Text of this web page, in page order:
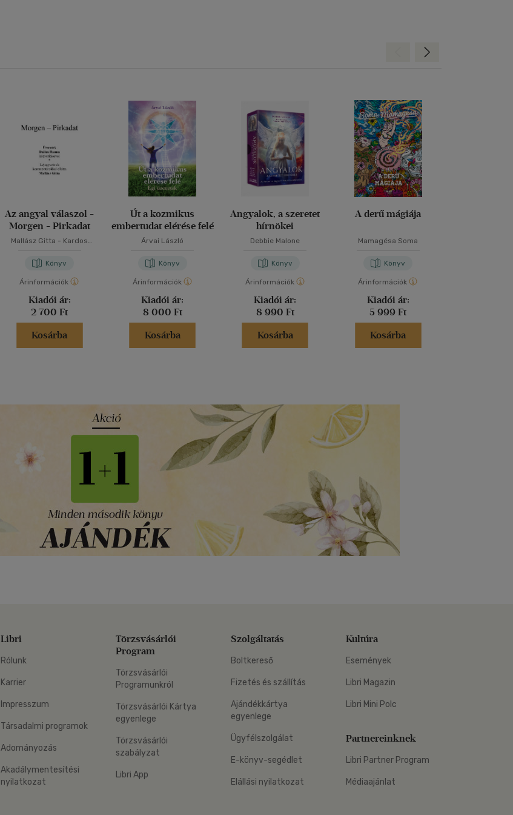
Az angyal válaszol -
Morgen - Pirkadat
Mallász Gitta - Kardos
Könyv
Árinformációk
Kiadói ár:
2 700 Ft
Kosárba
Út a kozmikus
embertudat elérése felé
Árvai László
Könyv
Árinformációk
Kiadói ár:
8 000 Ft
Kosárba
Angyalok, a szeretet
hírnökei
Debbie Malone
Könyv
Árinformációk
Kiadói ár:
8 990 Ft
Kosárba
A derű mágiája
Mamagésa Soma
Könyv
Árinformációk
Kiadói ár:
5 999 Ft
Kosárba
Előre
Libri
Rólunk
Karrier
Impresszum
Társadalmi programok
Adományozás
Akadálymentesítési
nyilatkozat
Törzsvásárlói
Program
Törzsvásárlói
Programunkról
Törzsvásárlói Kártya
egyenlege
Törzsvásárlói
szabályzat
Libri App
Szolgáltatás
Boltkereső
Fizetés és szállítás
Ajándékkártya
egyenlege
Ügyfélszolgálat
E-könyv-segédlet
Elállási nyilatkozat
Kultúra
Események
Libri Magazin
Libri Mini Polc
Partnereinknek
Libri Partner Program
Médiaajánlat